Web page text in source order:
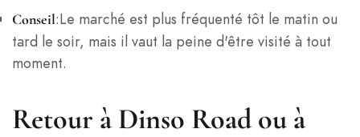
Conseil:Le marché est plus fréquenté tôt le matin ou
tard le soir, mais il vaut la peine d'être visité à tout
moment.
Retour à Dinso Road ou à